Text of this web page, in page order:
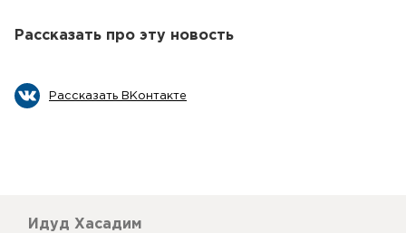
Рассказать про эту новость
Рассказать ВКонтакте
Идуд Хасадим